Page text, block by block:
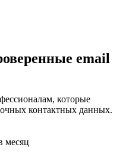
email
которые
контактных данных.
месяц